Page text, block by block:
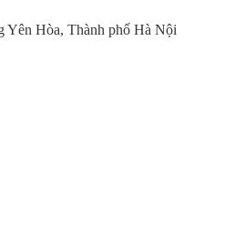
Yên Hòa, Thành phố Hà Nội